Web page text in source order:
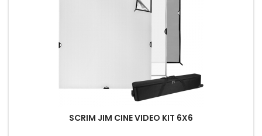
SCRIM JIM CINE VIDEO KIT 6X6